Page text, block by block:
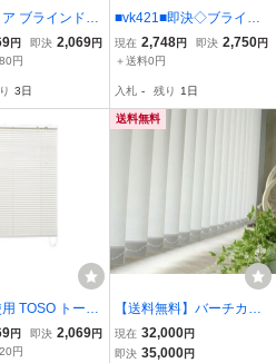
ブラインド
TOSO トーソー
半間腰高窓用
設備 / 91088
円 即決 2,069円
円
3日
■vk421■即決◇ブライン
ド リンクス3 PVC BLIND
176×183cm ライトブラウ
談 ※在庫有【シンオ
ク】【引取限定】
現在 2,748円 即決 2,750円
＋送料0円
入札 - 残り 1日
TOSO トーソ
リアブラインド
R アイボリー 60
円 即決 2,069円
円
送料無料
【送料無料】バーチカル
ブラインド シンプルモ
ダン 1級遮光 カラー：
現在 32,000円
即決 35,000円